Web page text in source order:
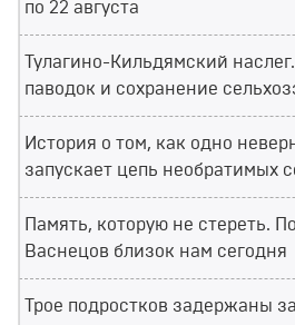
по 22 августа
Тулагино-Кильдямский
паводок и сохранение
История о том, как одно
запускает цепь необратимых
Память, которую не стереть.
Васнецов близок нам сегодня
Трое подростков задержаны